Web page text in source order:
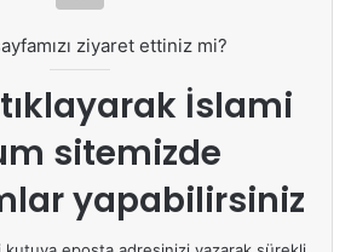
ziyaret ettiniz mi?
İslami
sitemizde
yapabilirsiniz